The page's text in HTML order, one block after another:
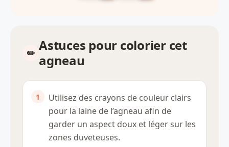
Astuces pour colorier cet
agneau
Utilisez des crayons de couleur clairs
pour la laine de l’agneau afin de
garder un aspect doux et léger sur les
zones duveteuses.